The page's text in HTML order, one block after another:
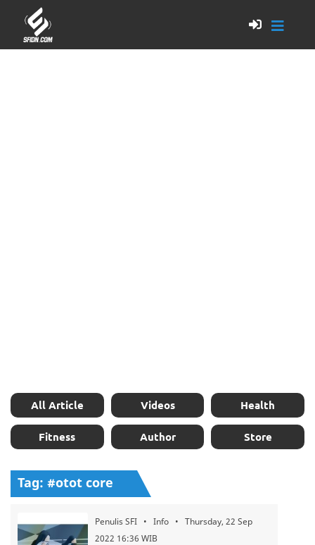
All Article Videos Health
Fitness Author Store
Tag: #otot core
Penulis SFI • Info • Thursday, 22 Sep
2022 16:36 WIB